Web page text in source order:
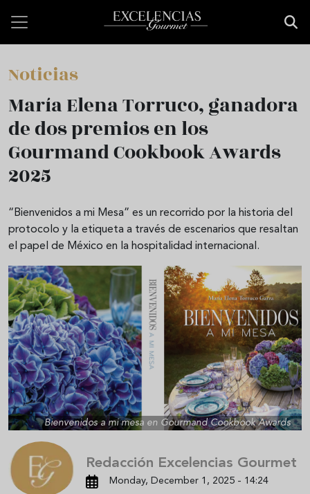
Noticias
María Elena Torruco, ganadora
de dos premios en los
Gourmand Cookbook Awards
2025
“Bienvenidos a mi Mesa” es un recorrido por la historia del
protocolo y la etiqueta a través de escenarios que resaltan
el papel de México en la hospitalidad internacional.
Bienvenidos a mi mesa en Gourmand Cookbook Awards
Redacción Excelencias Gourmet
Monday, December 1, 2025 - 14:24